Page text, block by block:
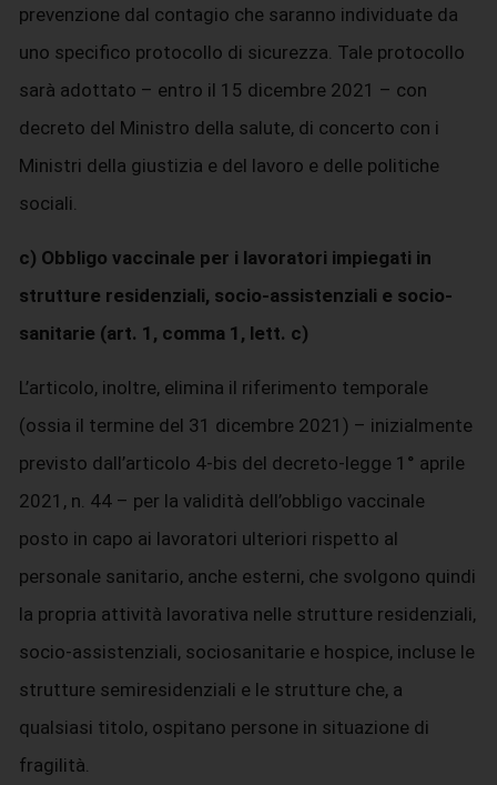
prevenzione dal contagio che saranno individuate da
uno specifico protocollo di sicurezza. Tale protocollo
sarà adottato – entro il 15 dicembre 2021 – con
decreto del Ministro della salute, di concerto con i
Ministri della giustizia e del lavoro e delle politiche
sociali.
c) Obbligo vaccinale per i lavoratori impiegati in
strutture residenziali, socio-assistenziali e socio-
sanitarie (art. 1, comma 1, lett. c)
L’articolo, inoltre, elimina il riferimento temporale
(ossia il termine del 31 dicembre 2021) – inizialmente
previsto dall’articolo 4-bis del decreto-legge 1° aprile
2021, n. 44 – per la validità dell’obbligo vaccinale
posto in capo ai lavoratori ulteriori rispetto al
personale sanitario, anche esterni, che svolgono quindi
la propria attività lavorativa nelle strutture residenziali,
socio-assistenziali, sociosanitarie e hospice, incluse le
strutture semiresidenziali e le strutture che, a
qualsiasi titolo, ospitano persone in situazione di
fragilità.